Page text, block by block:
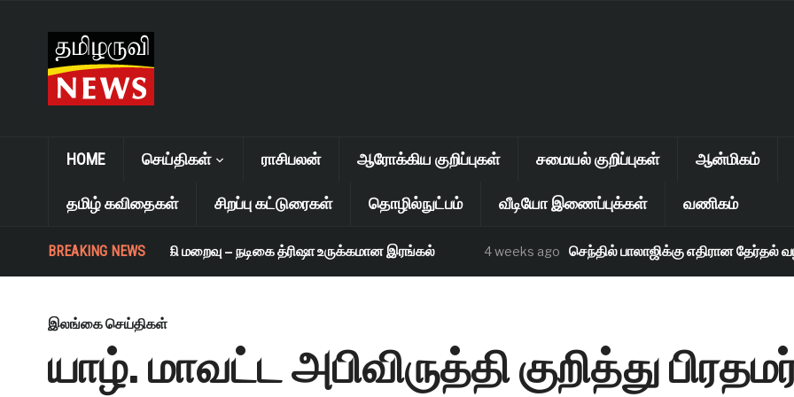
HOME செய்திகள் ராசிபலன் ஆரோக்கிய குறிப்புகள் சமையல் குறிப்புகள் ஆன்மிகம்
தமிழ் கவிதைகள் சிறப்பு கட்டுரைகள் தொழில்நுட்பம் வீடியோ இணைப்புக்கள் வணிகம்
BREAKING NEWS
எஸ். ஜானகி மறைவு – நடிகை த்ரிஷா உருக்கமான இரங்கல் 4 weeks ago செந்தில் பாலாஜிக்கு எதிரான தேர்தல்
இலங்கை செய்திகள்
யாழ். மாவட்ட அபிவிருத்தி குறித்து